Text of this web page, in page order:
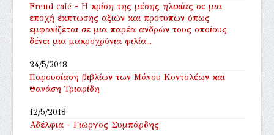
Freud café - Η κρίση της μέσης ηλικίας σε μια
εποχή έκπτωσης αξιών και προτύπων όπως
εμφανίζεται σε μια παρέα ανδρών τους οποίους
δένει μια μακροχρόνια φιλία...
24/5/2018
Παρουσίαση βιβλίων των Μάνου Κοντολέων και
Θανάση Τριαρίδη
12/5/2018
Αδέλφια - Γιώργος Συμπάρδης